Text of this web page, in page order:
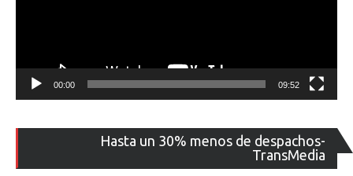
00:00 09:52
Hasta un 30% menos de despachos-
TransMedia
de